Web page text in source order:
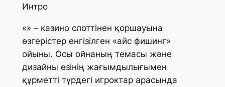
Интро
«» – казино слоттінен қоршауына
өзгерістер енгізілген «айс фишинг»
ойыны. Осы ойнаның темасы және
дизайны өзінің жағымдылығымен
құрметті түрдегі игроктар арасында